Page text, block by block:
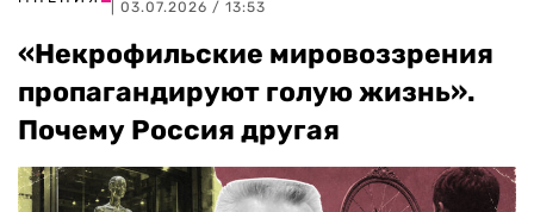
| 03.07.2026 / 13:53
«Некрофильские мировоззрения
пропагандируют голую жизнь».
Почему Россия другая